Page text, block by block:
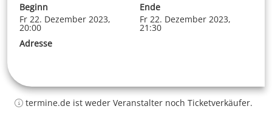
Beginn
Fr 22. Dezember 2023,
20:00
Ende
Fr 22. Dezember 2023,
21:30
Adresse
termine.de ist weder Veranstalter noch Ticketverkäufer.